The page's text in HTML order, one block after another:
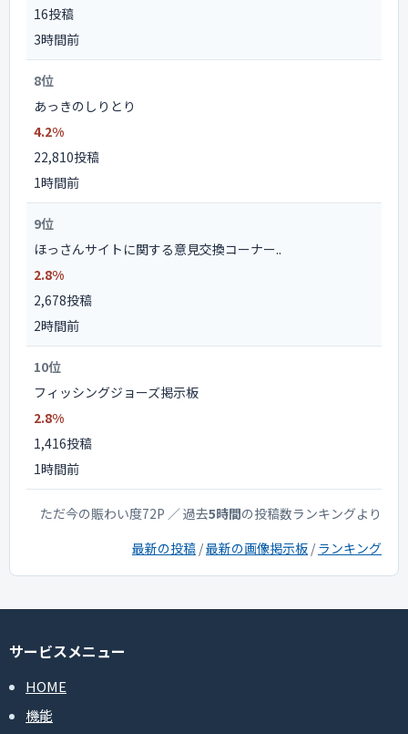
16投稿
3時間前
8位
あっきのしりとり
4.2%
22,810投稿
1時間前
9位
ほっさんサイトに関する意見交換コーナー..
2.8%
2,678投稿
2時間前
10位
フィッシングジョーズ掲示板
2.8%
1,416投稿
1時間前
ただ今の賑わい度72P ／ 過去5時間の投稿数ランキングより
最新の投稿 /最新の画像掲示板 / ランキング
サービスメニュー
HOME
機能